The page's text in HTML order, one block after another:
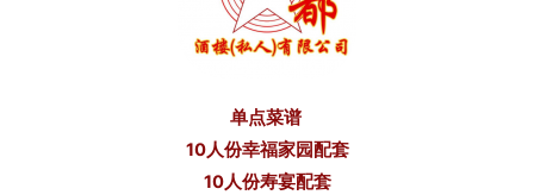
单点菜谱
10人份幸福家园配套
10人份寿宴配套